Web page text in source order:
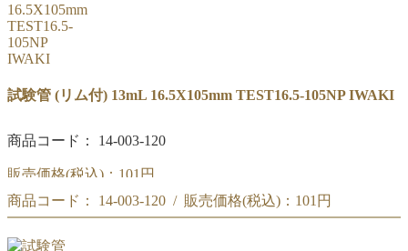
試験管 (リム付) 13mL 16.5X105mm TEST16.5-105NP IWAKI
商品コード： 14-003-120
販売価格(税込)： 101円
IWAKI 試験管 13mL (リム付) 16.5X105mm TEST16.5-105NP
商品コード： 14-003-120 / 販売価格(税込)： 101円
IWAKI 試験管 13mL (リム付) 16.5X105mm TEST16.5-105NP